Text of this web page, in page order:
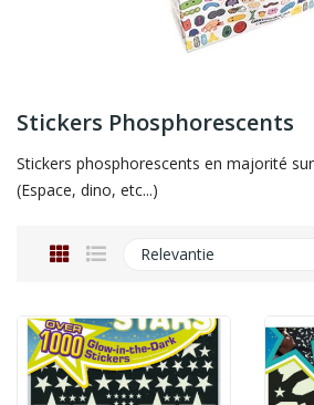
Stickers Phosphorescents
Stickers phosphorescents en majorité
(Espace, dino, etc...)
Relevantie